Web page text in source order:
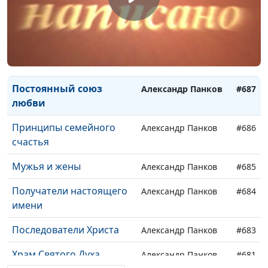
Христианская
Александр Панков #689
Члены тела Христова Александр Панков #688
Постоянный союз
любви
Александр Панков #687
Принципы семейного
счастья
Александр Панков #686
Мужья и жены Александр Панков #685
Получатели настоящего
имени
Александр Панков #684
Последователи Христа Александр Панков #683
Храм Святого Духа Александр Панков #681